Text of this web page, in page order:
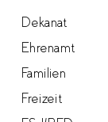
Dekanat
Ehrenamt
Familien
Freizeit